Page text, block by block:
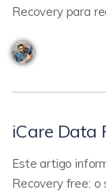
Recovery para
iCare Data
Este artigo
Recovery free: